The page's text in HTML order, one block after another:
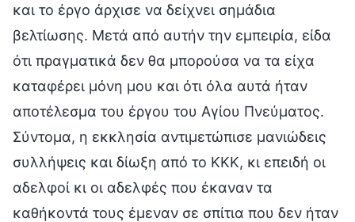
και το έργο άρχισε να δείχνει σημάδια
βελτίωσης. Μετά από αυτήν την εμπειρία, είδα
ότι πραγματικά δεν θα μπορούσα να τα είχα
καταφέρει μόνη μου και ότι όλα αυτά ήταν
αποτέλεσμα του έργου του Αγίου Πνεύματος.
Σύντομα, η εκκλησία αντιμετώπισε μανιώδεις
συλλήψεις και δίωξη από το ΚΚΚ, κι επειδή οι
αδελφοί κι οι αδελφές που έκαναν τα
καθήκοντά τους έμεναν σε σπίτια που δεν ήταν